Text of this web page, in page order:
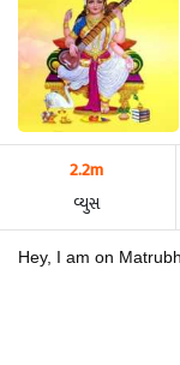
2.2m
વ્યુસ
Hey, I am on